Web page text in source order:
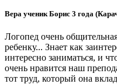
Вера ученик Борис 3 года
Логопед очень
ребенку... Знает как
интересно заниматься, и
очень нравится наш
тот труд, который она